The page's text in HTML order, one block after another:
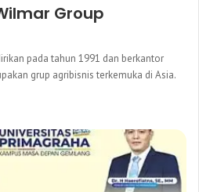
Group
pada tahun 1991 dan berkantor
grup agribisnis terkemuka di Asia.